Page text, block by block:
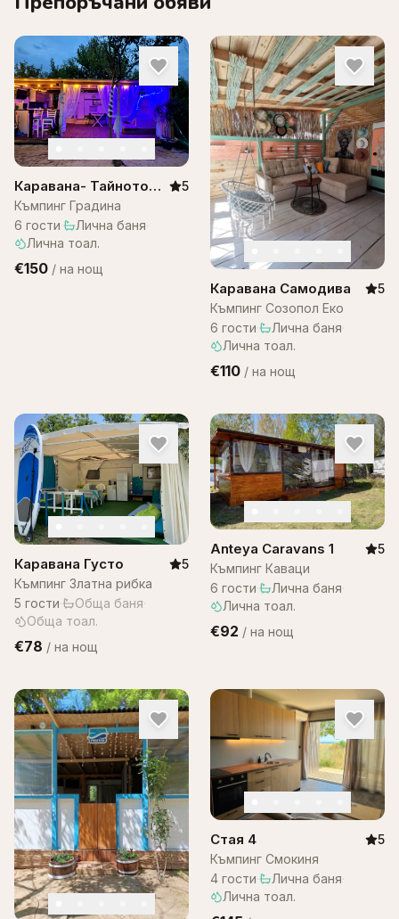
Каравана- Тайното
място, къмпинг
градина
5
Къмпинг Градина
6 гости· Лична баня·
Лична тоал.
€150 / на нощ
Каравана Самодива
5
Къмпинг Созопол Еко
6 гости· Лична баня·
Лична тоал.
€110 / на нощ
Каравана Густо
5
Къмпинг Златна рибка
5 гости· Обща баня·
Обща тоал.
€78 / на нощ
Anteya Caravans 1
5
Къмпинг Каваци
6 гости· Лична баня·
Лична тоал.
€92 / на нощ
Стая 4
5
Къмпинг Смокиня
4 гости· Лична баня·
Лична тоал.